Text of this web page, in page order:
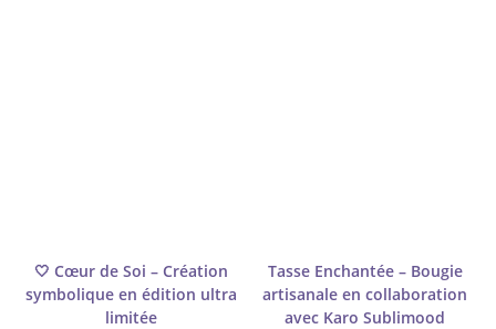
🤍 Cœur de Soi – Création
symbolique en édition ultra
limitée
Tasse Enchantée – Bougie
artisanale en collaboration
avec Karo Sublimood